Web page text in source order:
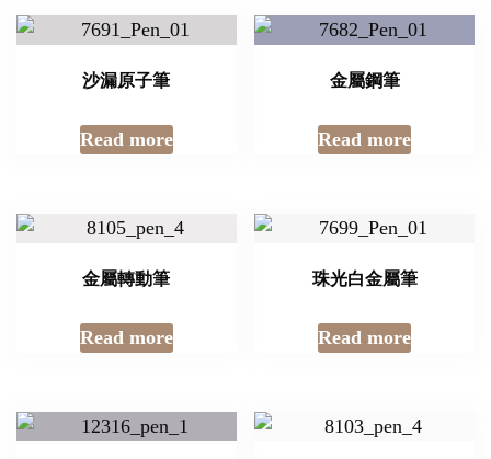
沙漏原子筆
Read more
金屬鋼筆
Read more
金屬轉動筆
Read more
珠光白金屬筆
Read more